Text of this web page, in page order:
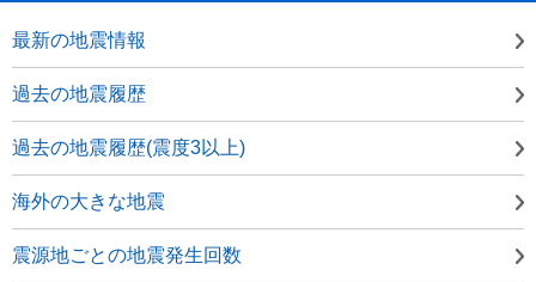
最新の地震情報
過去の地震履歴
過去の地震履歴(震度3以上)
海外の大きな地震
震源地ごとの地震発生回数